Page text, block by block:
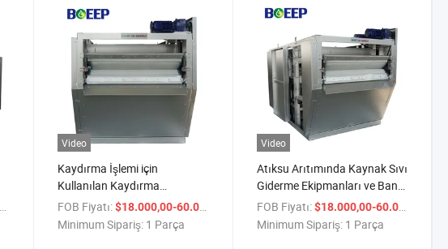
/ Parça
Video
Kaydırma İşlemi için
Kullanılan Kaydırma
Ekipmanları
FOB Fiyatı: $18.000,00-60.000,00
/ Parça
Minimum Sipariş: 1 Parça
Video
Atıksu Arıtımında Kaynak Sıvı
Giderme Ekipmanları ve Bant
Filtrasyonu
FOB Fiyatı: $18.000,00-60.000,00
Minimum Sipariş: 1 Parça